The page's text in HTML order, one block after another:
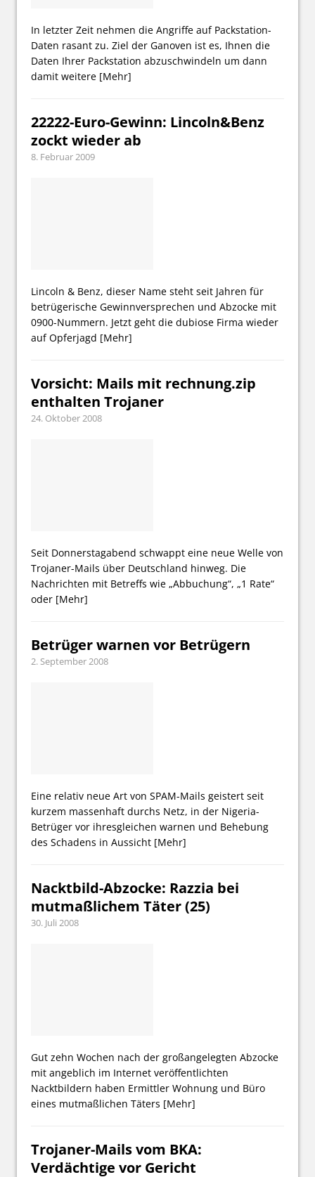
In letzter Zeit nehmen die Angriffe auf Packstation-
Daten rasant zu. Ziel der Ganoven ist es, Ihnen die
Daten Ihrer Packstation abzuschwindeln um dann
damit weitere [Mehr]
22222-Euro-Gewinn: Lincoln&Benz
zockt wieder ab
8. Februar 2009
Lincoln & Benz, dieser Name steht seit Jahren für
betrügerische Gewinnversprechen und Abzocke mit
0900-Nummern. Jetzt geht die dubiose Firma wieder
auf Opferjagd [Mehr]
Vorsicht: Mails mit rechnung.zip
enthalten Trojaner
24. Oktober 2008
Seit Donnerstagabend schwappt eine neue Welle von
Trojaner-Mails über Deutschland hinweg. Die
Nachrichten mit Betreffs wie „Abbuchung“, „1 Rate“
oder [Mehr]
Betrüger warnen vor Betrügern
2. September 2008
Eine relativ neue Art von SPAM-Mails geistert seit
kurzem massenhaft durchs Netz, in der Nigeria-
Betrüger vor ihresgleichen warnen und Behebung
des Schadens in Aussicht [Mehr]
Nacktbild-Abzocke: Razzia bei
mutmaßlichem Täter (25)
30. Juli 2008
Gut zehn Wochen nach der großangelegten Abzocke
mit angeblich im Internet veröffentlichten
Nacktbildern haben Ermittler Wohnung und Büro
eines mutmaßlichen Täters [Mehr]
Trojaner-Mails vom BKA:
Verdächtige vor Gericht